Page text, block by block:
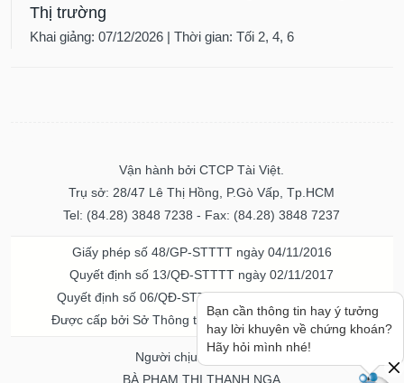
Thị trường
Khai giảng: 07/12/2026 | Thời gian: Tối 2, 4, 6
Vận hành bởi CTCP Tài Việt.
Trụ sở: 28/47 Lê Thị Hồng, P.Gò Vấp, Tp.HCM
Tel: (84.28) 3848 7238 - Fax: (84.28) 3848 7237
Giấy phép số 48/GP-STTTT ngày 04/11/2016
Quyết định số 13/QĐ-STTTT ngày 02/11/2017
Quyết định số 06/QĐ-STTTT-ICP ngày 20/07/2023
Được cấp bởi Sở Thông tin và Truyền thông TPHCM
Người chịu trách nhiệm
BÀ PHẠM THỊ THANH NGA